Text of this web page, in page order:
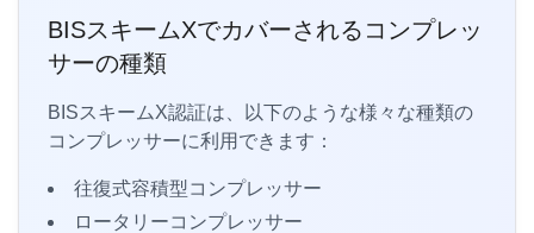
BISスキームXでカバーされるコンプレッ
サーの種類
BISスキームX認証は、以下のような様々な種類の
コンプレッサーに利用できます：
往復式容積型コンプレッサー
ロータリーコンプレッサー